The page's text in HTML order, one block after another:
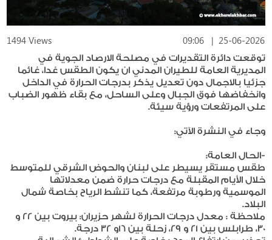
1494 Views 09:06 | 25-06-2026
توقعت دائرة التقديرات في مصلحة الارصاد الجوية في
المديرية العامة للطيران المدني ان يكون الطقس غدا، غائما
جزئيا بالاجمال دون تعديل يذكر بدرجات الحرارة في الداخل
وانخفاضها فوق الجبال وعلى الساحل، مع بقاء ظهور الضباب
على المرتفعات ورؤية سيئة.
وجاء في النشرة الآتي:
-الحال العامة:
طقس مستقر يسيطر على لبنان والحوض الشرقي للمتوسط
خلال الأيام المقبلة مع درجات حرارة ضمن معدلاتها
الموسمية ورطوبة مرتفعة، كما تنشط الرياح بخاصة شمال
البلاد.
ملاحظة : معدل درجات الحرارة لشهر حزيران: بيروت بين 22 و
30، طرابلس بين 21 و 29، زحلة بين 16و 32 درجة.